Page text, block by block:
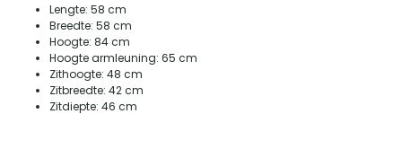
Lengte: 58 cm
Breedte: 58 cm
Hoogte: 84 cm
Hoogte armleuning: 65 cm
Zithoogte: 48 cm
Zitbreedte: 42 cm
Zitdiepte: 46 cm